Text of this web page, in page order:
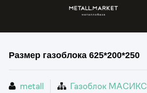
Размер газоблока 625*200*250
metall
Газоблок МАСИКС